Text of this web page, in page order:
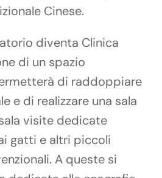
Cinese.
diventa Clinica
di un spazio
di raddoppiare
e di realizzare una sala
visite dedicate
gatti e altri piccoli
A queste si